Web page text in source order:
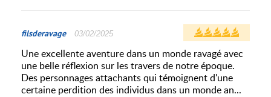
filsderavage 03/02/2025
Une excellente aventure dans un monde ravagé avec
une belle réflexion sur les travers de notre époque.
Des personnages attachants qui témoignent d'une
certaine perdition des individus dans un monde an...